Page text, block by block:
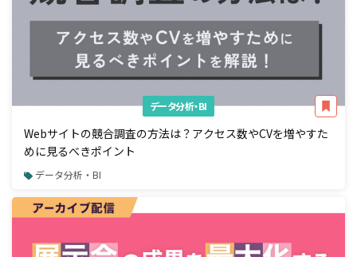
データ分析・BI
Webサイトの競合調査の方法は？アクセス数やCVを増やすた
めに見るべきポイント
データ分析・BI